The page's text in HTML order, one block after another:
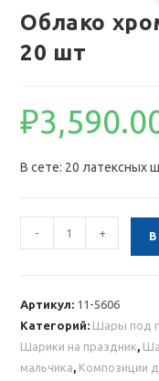
Облако
20 шт
₽
В сете: 20 латексных
Количество
товара
20
шт
- +
Артикул: 11-5606
Категорий: Шары под
Шарики на праздник,
мальчика, Композиции